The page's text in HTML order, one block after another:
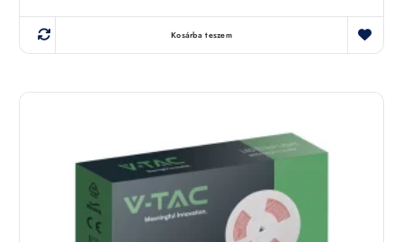
Kosárba teszem